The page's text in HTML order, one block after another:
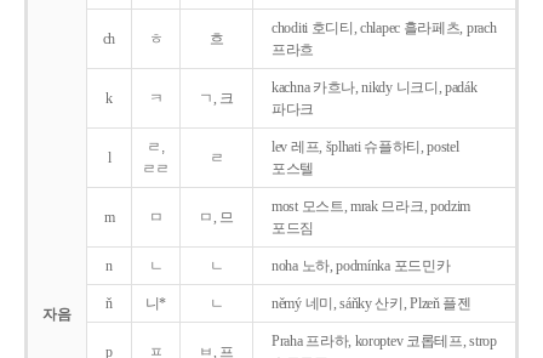
자음
ch ㅎ 흐
choditi 호디티, chlapec 흘라페츠, prach
프라흐
k ㅋ ㄱ, 크
kachna 카흐나, nikdy 니크디, padák
파다크
l
ㄹ,
ㄹㄹ
ㄹ
lev 레프, šplhati 슈플하티, postel
포스텔
m ㅁ ㅁ, 므
most 모스트, mrak 므라크, podzim
포드짐
n ㄴ ㄴ noha 노하, podmínka 포드민카
ň 니* ㄴ němý 네미, sáňky 산키, Plzeň 플젠
p ㅍ ㅂ, 프
Praha 프라하, koroptev 코롭테프, strop